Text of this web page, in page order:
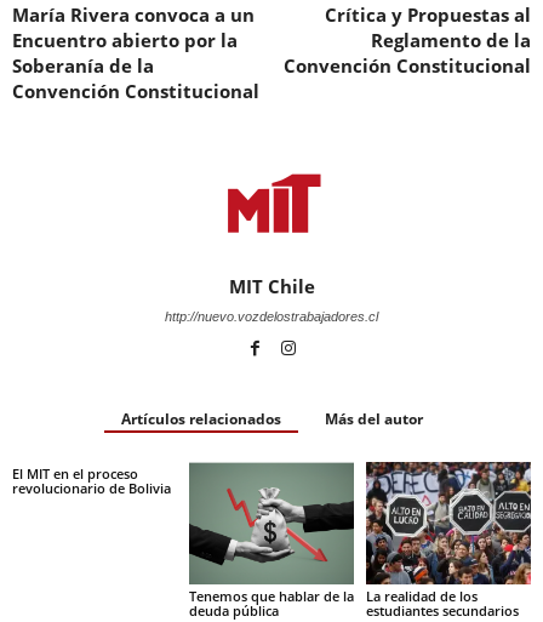
María Rivera convoca a un
Encuentro abierto por la
Soberanía de la
Convención Constitucional
Crítica y Propuestas al
Reglamento de la
Convención Constitucional
MIT Chile
http://nuevo.vozdelostrabajadores.cl
Artículos relacionados Más del autor
El MIT en el proceso
revolucionario de Bolivia
Tenemos que hablar de la
deuda pública
La realidad de los
estudiantes secundarios